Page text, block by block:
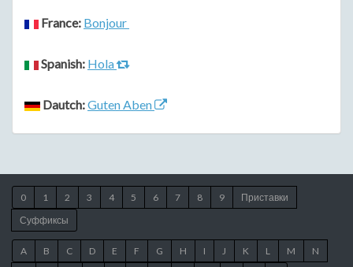
France: Bonjour
Spanish: Hola
Dautch:Guten Aben
0 1 2 3 4 5 6 7 8 9
Приставки
Суффиксы
A B C D E F G H I J K L M N